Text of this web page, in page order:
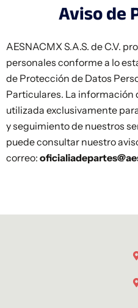
Aviso de
AESNACMX S.A.S. de C.V.
personales conforme a lo
de Protección de Datos
Particulares. La información
utilizada exclusivamente
y seguimiento de nuestros
puede consultar nuestro
correo: